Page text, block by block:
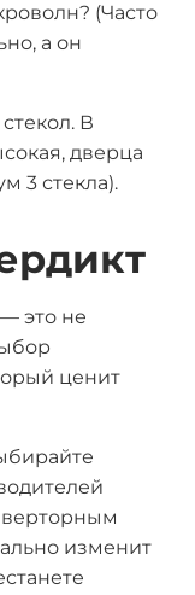
(Часто
а он
В
дверца
3 стекла).
это не
ценит
изменит